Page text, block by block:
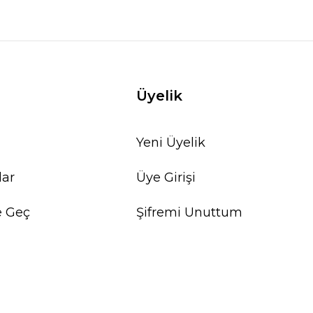
Geç
Üyelik
Yeni Üyelik
Üye Girişi
Şifremi Unuttum